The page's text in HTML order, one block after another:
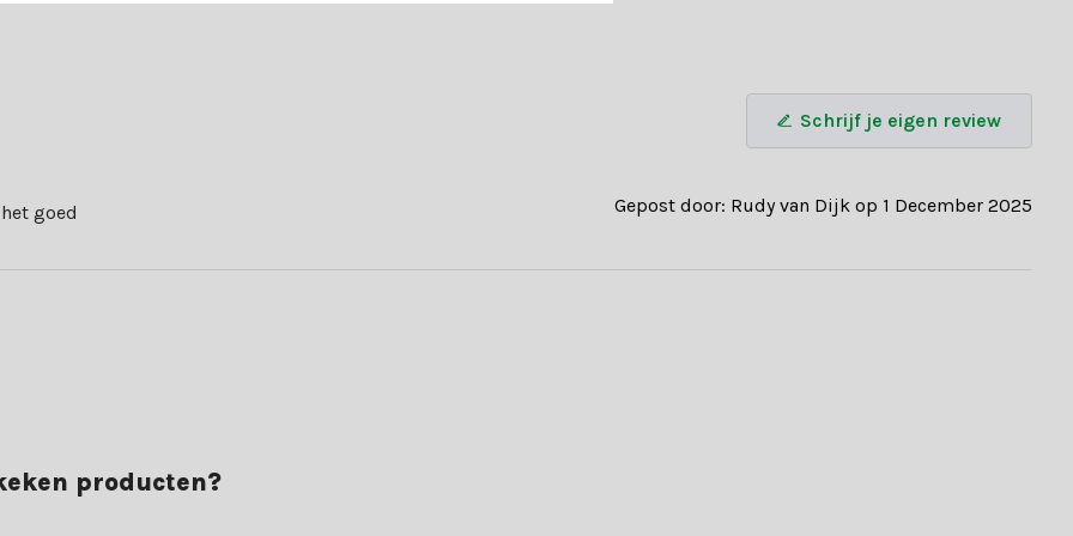
Schrijf je eigen review
goed Gepost door: Rudy van Dijk op 1 December 2025
producten?